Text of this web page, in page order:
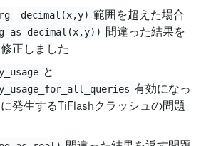
decimal(x,y) 範囲を超えた場合
as decimal(x,y))
間違った結果を
正しました
と
有効になっ
発生するTiFlashクラッシュの問題